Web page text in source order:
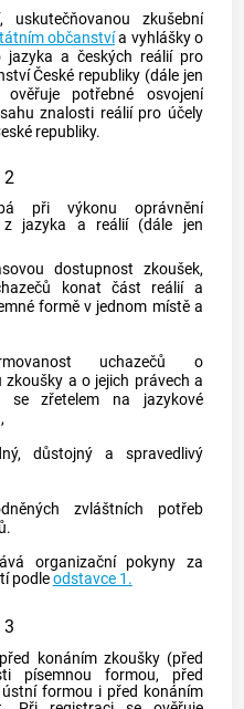
zkušební
občanstvía vyhlášky o
jazyka a českých reálií pro
České republiky (dále jen
potřebné osvojení
znalosti reálií pro účely
republiky.
2
při výkonu oprávnění
z jazyka a reálií (dále jen
dostupnost zkoušek,
konat část reálií a
forměv jednom místě a
uchazečů o
a o jejich právech a
se zřetelem na jazykové
důstojný a spravedlivý
zvláštních potřeb
organizační pokyny za
podleodstavce 1.
3
konáním zkoušky (před
písemnou formou, před
formou i před konáním